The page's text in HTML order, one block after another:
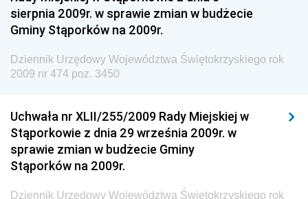
Dziennik Urzędowy Ministra Aktywów Państwowych
Dziennik Urzędowy Ministra Zdrowia
Dziennik Urzędowy Ministra Środowiska i Głównego
Inspektora Ochrony Środowiska
Dziennik Urzędowy Ministerstwa Kultury, Dziedzictwa
Narodowego i Sportu
Dziennik Urzędowy Ministra Finansów, Funduszy i
sierpnia 2009r. w sprawie zmian w budżecie
Gminy Stąporków na 2009r.
Dziennik Urzędowy Województwa Świętokrzyskiego rok
2009 nr 474 poz. 3450
Uchwała nr XLII/255/2009 Rady Miejskiej w
Stąporkowie z dnia 29 września 2009r. w
sprawie zmian w budżecie Gminy
Stąporków na 2009r.
Dziennik Urzędowy Województwa Świętokrzyskiego rok